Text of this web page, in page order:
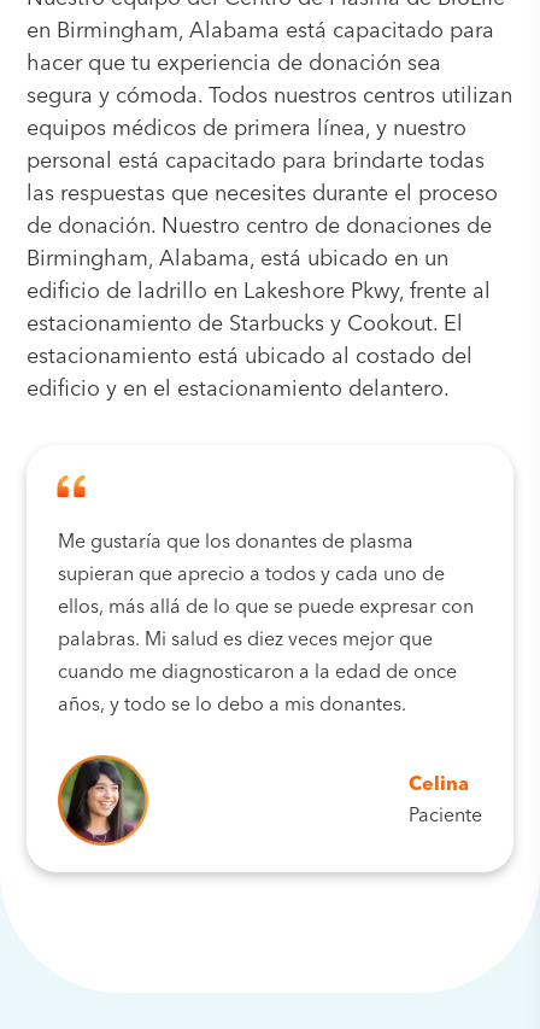
en Birmingham, Alabama está capacitado para
hacer que tu experiencia de donación sea
segura y cómoda. Todos nuestros centros utilizan
equipos médicos de primera línea, y nuestro
personal está capacitado para brindarte todas
las respuestas que necesites durante el proceso
de donación. Nuestro centro de donaciones de
Birmingham, Alabama, está ubicado en un
edificio de ladrillo en Lakeshore Pkwy, frente al
estacionamiento de Starbucks y Cookout. El
estacionamiento está ubicado al costado del
edificio y en el estacionamiento delantero.
Me gustaría que los donantes de plasma
supieran que aprecio a todos y cada uno de
ellos, más allá de lo que se puede expresar con
palabras. Mi salud es diez veces mejor que
cuando me diagnosticaron a la edad de once
años, y todo se lo debo a mis donantes.
Celina
Paciente